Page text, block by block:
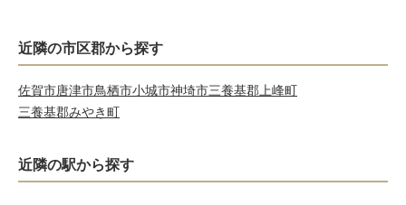
近隣の市区郡から探す
佐賀市唐津市鳥栖市小城市神埼市三養基郡上峰町
三養基郡みやき町
近隣の駅から探す